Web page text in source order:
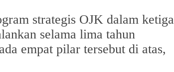
strategis OJK dalam ketiga
selama lima tahun
empat pilar tersebut di atas,